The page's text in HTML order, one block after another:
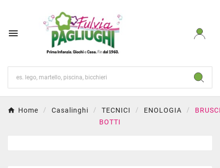

Home Casalinghi TECNICI ENOLOGIA
BOTTI